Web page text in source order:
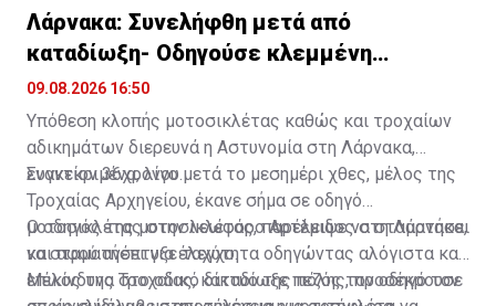
Λάρνακα: Συνελήφθη μετά από
καταδίωξη- Οδηγούσε κλεμμένη
μοτοσικλέτα
09.08.2026 16:50
Υπόθεση κλοπής μοτοσικλέτας καθώς και τροχαίων
αδικημάτων διερευνά η Αστυνομία στη Λάρνακα,
εναντίον 36χρονου.
Συγκεκριμένα, λίγο μετά το μεσημέρι χθες, μέλος της
Τροχαίας Αρχηγείου, έκανε σήμα σε οδηγό
μοτοσικλέτας στην λεωφόρο Αρτέμιδος στη Λάρνακα,
να σταματήσει για έλεγχο.
Ο οδηγός της μοτοσικλέτας, παρέλειψε να σταματήσει
και αφού ανέπτυξε ταχύτητα οδηγώντας αλόγιστα και
επικίνδυνα στο οδικό δίκτυο της πόλης, προσέκρουσε
Μέλος της Τροχαίας, καταδίωξε πεζός τον οδηγό τον